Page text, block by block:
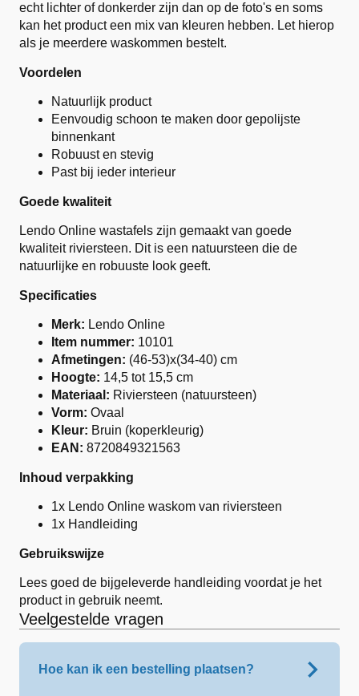
echt lichter of donkerder zijn dan op de foto's en soms
kan het product een mix van kleuren hebben. Let hierop
als je meerdere waskommen bestelt.
Voordelen
Natuurlijk product
Eenvoudig schoon te maken door gepolijste
binnenkant
Robuust en stevig
Past bij ieder interieur
Goede kwaliteit
Lendo Online wastafels zijn gemaakt van goede
kwaliteit riviersteen. Dit is een natuursteen die de
natuurlijke en robuuste look geeft.
Specificaties
Merk: Lendo Online
Item nummer: 10101
Afmetingen: (46-53)x(34-40) cm
Hoogte: 14,5 tot 15,5 cm
Materiaal: Riviersteen (natuursteen)
Vorm: Ovaal
Kleur: Bruin (koperkleurig)
EAN: 8720849321563
Inhoud verpakking
1x Lendo Online waskom van riviersteen
1x Handleiding
Gebruikswijze
Lees goed de bijgeleverde handleiding voordat je het
product in gebruik neemt.
Veelgestelde vragen
Hoe kan ik een bestelling plaatsen?